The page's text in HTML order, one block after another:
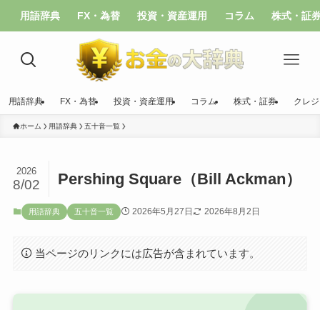
用語辞典 FX・為替 投資・資産運用 コラム 株式・証
用語辞典 FX・為替 投資・資産運用 コラム 株式・証券 クレ
ホーム 用語辞典 五十音一覧
Pershing Square（Bill Ackman）
2026
8/02
用語辞典 五十音一覧 2026年5月27日 2026年8月2日
当ページのリンクには広告が含まれています。